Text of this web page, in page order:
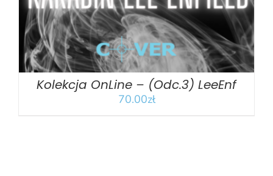
Kolekcja OnLine – (Odc.3) LeeEnf
70.00zł